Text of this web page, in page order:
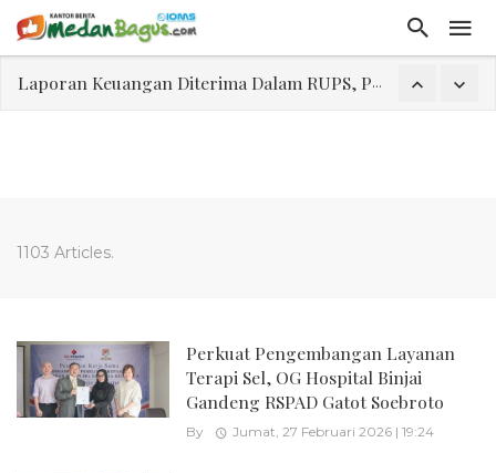
Laporan Keuangan Diterima Dalam RUPS, Pelaporan Hingga Penahanan Mantan Direktur PT GKS Dinilai Rancu
1103 Articles.
Perkuat Pengembangan Layanan
Terapi Sel, OG Hospital Binjai
Gandeng RSPAD Gatot Soebroto
By Jumat, 27 Februari 2026 | 19:24